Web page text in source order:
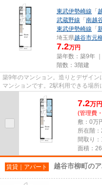
東武伊勢崎線 「
武蔵野線 「 南越
東武伊勢崎線 「
埼玉県越谷市元
7.2万円
築年数：築9年
階数：3階建
築9年のマンション。造りとデザイ
マンションです。2駅利用できる場
ます。最寄りの駅まで徒歩11分...
7.2万円
(管理費
敷：0万
所在階
間取り
面積：
賃貸｜アパート 越谷市柳町の